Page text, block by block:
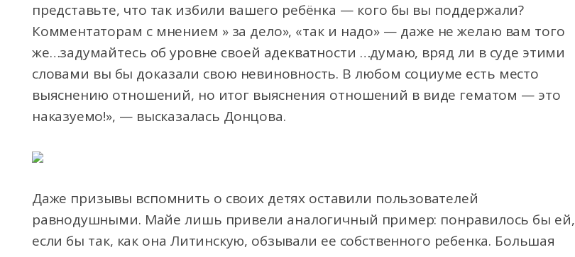
представьте, что так избили вашего ребёнка — кого бы вы поддержали?
Комментаторам с мнением » за дело», «так и надо» — даже не желаю вам того
же…задумайтесь об уровне своей адекватности …думаю, вряд ли в суде этими
словами вы бы доказали свою невиновность. В любом социуме есть место
выяснению отношений, но итог выяснения отношений в виде гематом — это
наказуемо!», — высказалась Донцова.
Даже призывы вспомнить о своих детях оставили пользователей
равнодушными. Майе лишь привели аналогичный пример: понравилось бы ей,
если бы так, как она Литинскую, обзывали ее собственного ребенка. Большая